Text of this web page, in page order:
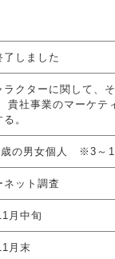
了しました
ラクターに関して、
貴社事業のマーケテ
。
の男女個人 ※3～
ネット調査
月中旬
月末